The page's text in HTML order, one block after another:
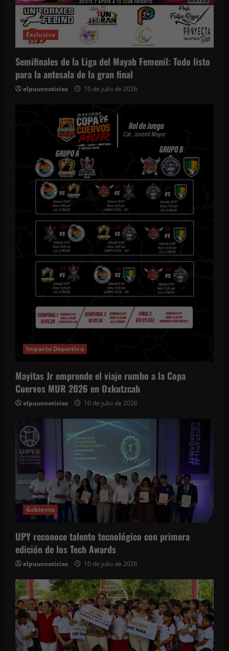
Exclusiva
Semifinales de la Liga del Mayab Femenil: Todo listo
para la antesala de la gran final
elpuucnoticias 10 de julio de 2026
Impacto Deportivo
Mayitas Jr emprende el viaje rumbo a la Copa
Cuervos MUR 2026 en Oxkutzcab
elpuucnoticias 10 de julio de 2026
Gobierno
UPY reconoce talento tecnológico con primera
edición de los Tech Awards
elpuucnoticias 10 de julio de 2026